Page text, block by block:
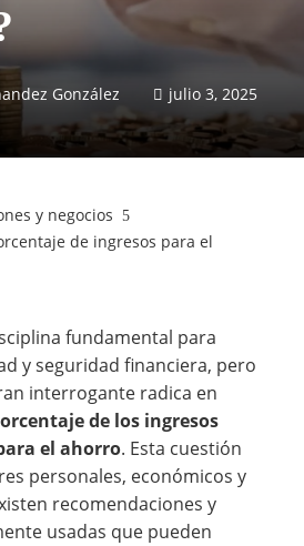
González julio 3, 2025
y negocios
de ingresos para el
fundamental para
y seguridad financiera, pero
interrogante radica en
de los ingresos
el ahorro. Esta cuestión
personales, económicos y
recomendaciones y
usadas que pueden